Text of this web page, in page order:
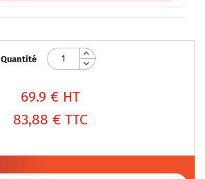
Quantité
69.9 € HT
83,88 € TTC